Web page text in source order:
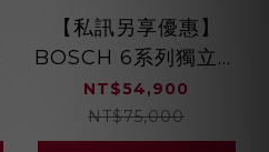
【私訊另享優惠】
BOSCH 6系列獨立式
洗碗機 沸石烘乾
SMS6ZCW00X
NT$54,900
NT$75,000